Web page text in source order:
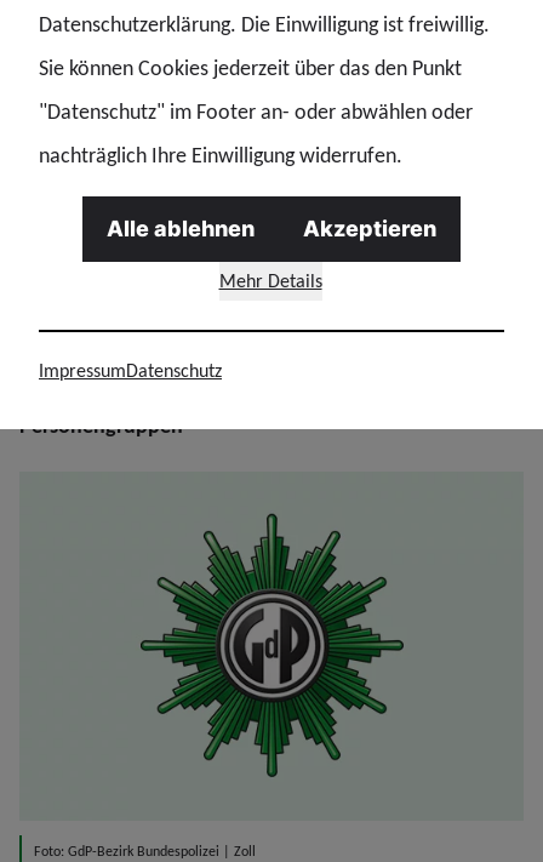
Foto: GdP-Bezirk Bundespolizei | Zoll
Konstanze Bischoff
Tarifsprecherin
Personengruppen
Foto: GdP-Bezirk Bundespolizei | Zoll
Datenschutzerklärung. Die Einwilligung ist freiwillig.
Sie können Cookies jederzeit über das den Punkt
"Datenschutz" im Footer an- oder abwählen oder
nachträglich Ihre Einwilligung widerrufen.
Mehr Details
Alle ablehnen Akzeptieren
ImpressumDatenschutz